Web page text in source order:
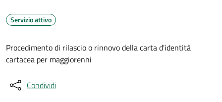
Servizio attivo
Procedimento di rilascio o rinnovo della carta d'identità
cartacea per maggiorenni
Condividi